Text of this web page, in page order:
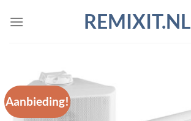
naar
REMIXIT.NL
Aanbieding!